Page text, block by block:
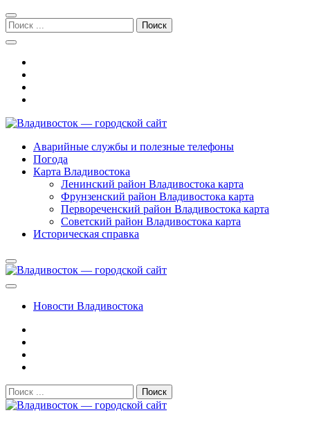
Перейти
к
навигации
Перейти
к
содержимому
Поиск:
Владивосток — городской сайт
Аварийные службы и полезные телефоны
Погода
Карта Владивостока
Ленинский район Владивостока карта
Фрунзенский район Владивостока карта
Первореченский район Владивостока карта
Советский район Владивостока карта
Историческая справка
Новости Владивостока
Поиск: